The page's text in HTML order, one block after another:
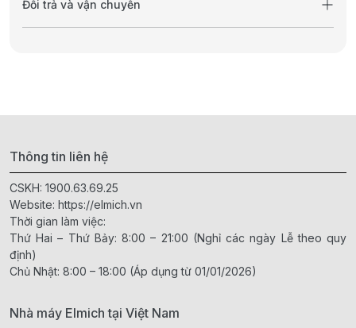
Đổi trả và vận chuyển
Thông tin liên hệ
CSKH: 1900.63.69.25
Website: https://elmich.vn
Thời gian làm việc:
Thứ Hai – Thứ Bảy: 8:00 – 21:00 (Nghỉ các ngày Lễ theo quy
định)
Chủ Nhật: 8:00 – 18:00 (Áp dụng từ 01/01/2026)
Nhà máy Elmich tại Việt Nam